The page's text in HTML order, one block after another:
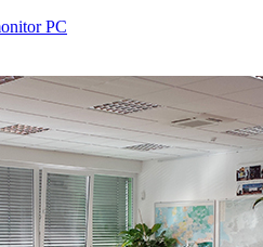
PC